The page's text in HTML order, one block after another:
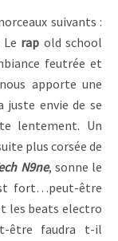
suivants :
Le rap old school
feutrée et
apporte une
juste envie de se
lentement. Un
plus corsée de
N9ne, sonne le
fort…peut-être
les beats electro
être faudra t-il